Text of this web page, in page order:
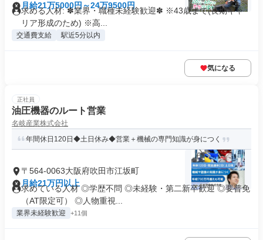
月給21万5000円～24万9500円
求める人材: ✽業界・職種未経験歓迎✽ ※43歳まで(長期キャ
リア形成のため) ※高...
交通費支給 駅近5分以内
気になる
正社員
油圧機器のルート営業
名岐産業株式会社
年間休日120日◆土日休み◆営業＋機械の専門知識が身につく
〒564-0063大阪府吹田市江坂町
月給21万円以上
求めている人材 ◎学歴不問 ◎未経験・第二新卒歓迎 ◎要普免
（AT限定可） ◎人物重視...
業界未経験歓迎 +11個